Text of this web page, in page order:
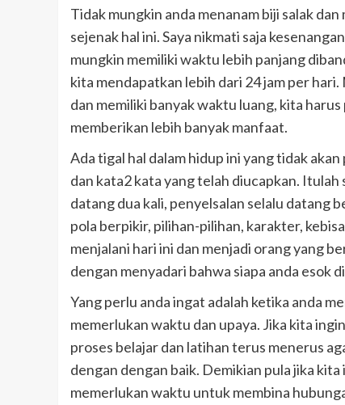
Tidak mungkin anda menanam biji salak
sejenak hal ini. Saya nikmati saja
mungkin memiliki waktu lebih panjang
kita mendapatkan lebih dari 24 jam per
dan memiliki banyak waktu luang, kita
memberikan lebih banyak manfaat.
Ada tigal hal dalam hidup ini yang tidak
dan kata2 kata yang telah diucapkan.
datang dua kali, penyelsalan selalu datang
pola berpikir, pilihan-pilihan, karakter,
menjalani hari ini dan menjadi orang yang
dengan menyadari bahwa siapa anda esok
Yang perlu anda ingat adalah ketika anda
memerlukan waktu dan upaya. Jika kita
proses belajar dan latihan terus menerus
dengan dengan baik. Demikian pula jika
memerlukan waktu untuk membina